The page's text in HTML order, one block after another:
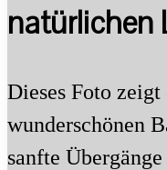
natürlichen
Dieses Foto
wunderschönen
sanfte